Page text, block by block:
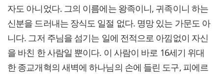
자도 아니었다. 그의 이름에는 왕족이니, 귀족이니 하는
신분을 드러내는 장식도 일절 없다. 명망 있는 가문도 아
니다. 그저 주님을 섬기는 일에 전적으로 아낌없이 자신
을 바친 한 사람일 뿐이다. 이 사람이 바로 16세기 위대
한 종교개혁의 새벽에 하나님의 손에 들린 도구, 피에르